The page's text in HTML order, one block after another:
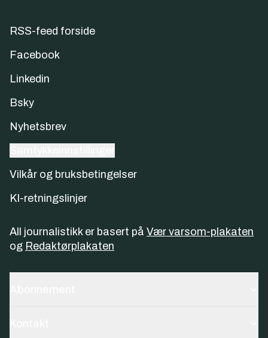
RSS-feed forside
Facebook
Linkedin
Bsky
Nyhetsbrev
Vilkår og bruksbetingelser
KI-retningslinjer
All journalistikk er basert på Vær varsom-plakaten
og Redaktørplakaten